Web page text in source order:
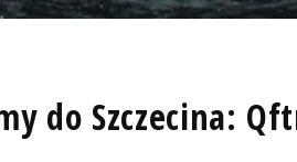
do Szczecina: